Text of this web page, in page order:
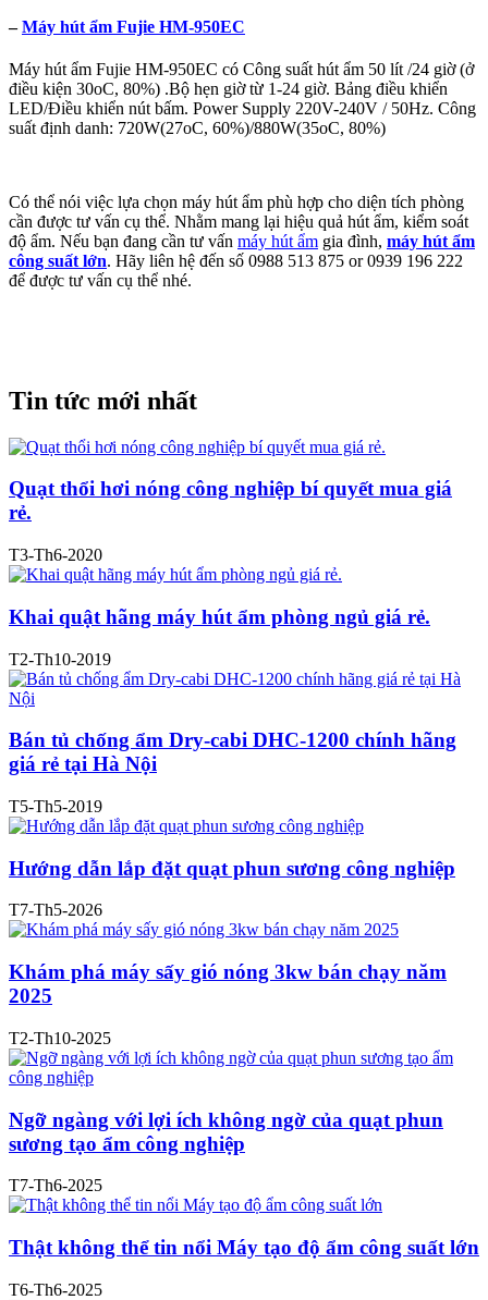
–Máy hút ẩm Fujie HM-950EC
Máy hút ẩm Fujie HM-950EC có Công suất hút ẩm 50 lít /24 giờ (ở
điều kiện 30oC, 80%) .Bộ hẹn giờ từ 1-24 giờ. Bảng điều khiển
LED/Điều khiển nút bấm. Power Supply 220V-240V / 50Hz. Công
suất định danh: 720W(27oC, 60%)/880W(35oC, 80%)
Có thể nói việc lựa chọn máy hút ẩm phù hợp cho diện tích phòng
cần được tư vấn cụ thể. Nhằm mang lại hiệu quả hút ẩm, kiểm soát
độ ẩm. Nếu bạn đang cần tư vấn máy hút ẩm gia đình, máy hút ẩm
công suất lớn. Hãy liên hệ đến số 0988 513 875 or 0939 196 222
để được tư vấn cụ thể nhé.
Tin tức mới nhất
Quạt thổi hơi nóng công nghiệp bí quyết mua giá
rẻ.
T3-Th6-2020
Khai quật hãng máy hút ẩm phòng ngủ giá rẻ.
T2-Th10-2019
Bán tủ chống ẩm Dry-cabi DHC-1200 chính hãng
giá rẻ tại Hà Nội
T5-Th5-2019
Hướng dẫn lắp đặt quạt phun sương công nghiệp
T7-Th5-2026
Khám phá máy sấy gió nóng 3kw bán chạy năm
2025
T2-Th10-2025
Ngỡ ngàng với lợi ích không ngờ của quạt phun
sương tạo ẩm công nghiệp
T7-Th6-2025
Thật không thể tin nổi Máy tạo độ ẩm công suất lớn
T6-Th6-2025